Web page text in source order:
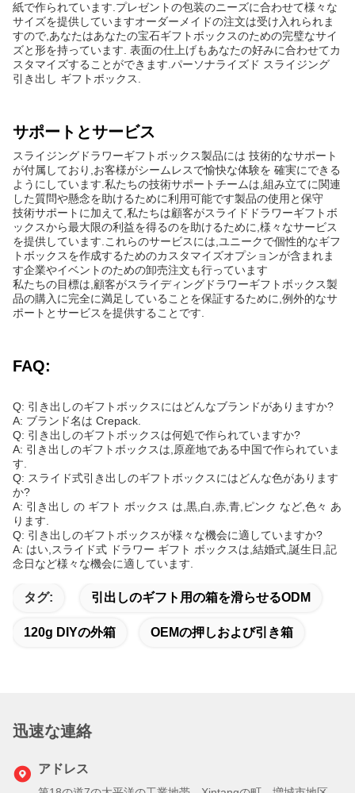
紙で作られています.プレゼントの包装のニーズに合わせて様々な
サイズを提供していますオーダーメイドの注文は受け入れられま
すので,あなたはあなたの宝石ギフトボックスのための完璧なサイ
ズと形を持っています. 表面の仕上げもあなたの好みに合わせてカ
スタマイズすることができます.パーソナライズド スライジング
引き出し ギフトボックス.
サポートとサービス
スライジングドラワーギフトボックス製品には 技術的なサポート
が付属しており,お客様がシームレスで愉快な体験を 確実にできる
ようにしています.私たちの技術サポートチームは,組み立てに関連
した質問や懸念を助けるために利用可能です製品の使用と保守
技術サポートに加えて,私たちは顧客がスライドドラワーギフトボ
ックスから最大限の利益を得るのを助けるために,様々なサービス
を提供しています.これらのサービスには,ユニークで個性的なギフ
トボックスを作成するためのカスタマイズオプションが含まれま
す企業やイベントのための卸売注文も行っています
私たちの目標は,顧客がスライディングドラワーギフトボックス製
品の購入に完全に満足していることを保証するために,例外的なサ
ポートとサービスを提供することです.
FAQ:
Q: 引き出しのギフトボックスにはどんなブランドがありますか?
A: ブランド名は Crepack.
Q: 引き出しのギフトボックスは何処で作られていますか?
A: 引き出しのギフトボックスは,原産地である中国で作られていま
す.
Q: スライド式引き出しのギフトボックスにはどんな色があります
か?
A: 引き出し の ギフト ボックス は,黒,白,赤,青,ピンク など,色々 あ
ります.
Q: 引き出しのギフトボックスが様々な機会に適していますか?
A: はい,スライド式 ドラワー ギフト ボックスは,結婚式,誕生日,記
念日など様々な機会に適しています.
タグ: 引出しのギフト用の箱を滑らせるODM
120g DIYの外箱 OEMの押しおよび引き箱
迅速な連絡
アドレス